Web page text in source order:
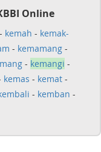
Online
- kemah - kemak-
- kemamang -
- kemangi -
kemas - kemat -
- kemban -